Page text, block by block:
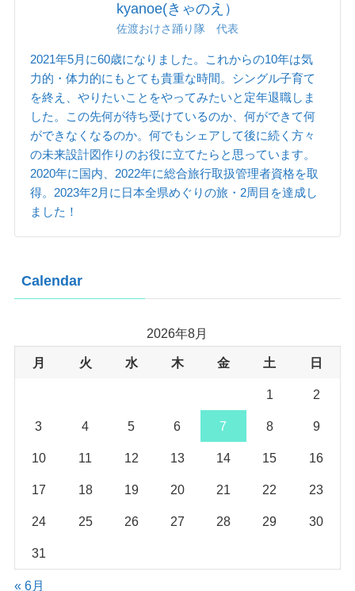
kyanoe(きゃのえ）
佐渡おけさ踊り隊 代表
2021年5月に60歳になりました。これからの10年は気
力的・体力的にもとても貴重な時間。シングル子育て
を終え、やりたいことをやってみたいと定年退職しま
した。この先何が待ち受けているのか、何ができて何
ができなくなるのか。何でもシェアして後に続く方々
の未来設計図作りのお役に立てたらと思っています。
2020年に国内、2022年に総合旅行取扱管理者資格を取
得。2023年2月に日本全県めぐりの旅・2周目を達成し
ました！
Calendar
2026年8月
月 火 水 木 金 土 日
1 2
3 4 5 6 7 8 9
10 11 12 13 14 15 16
17 18 19 20 21 22 23
24 25 26 27 28 29 30
31
« 6月